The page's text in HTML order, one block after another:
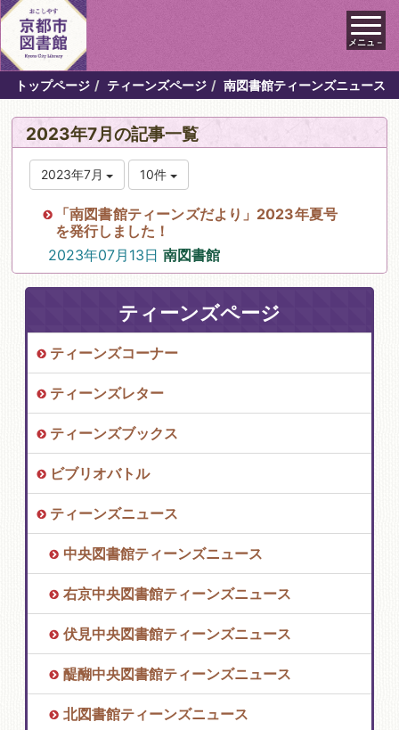
メニュ－
トップページ ティーンズページ 南図書館ティーンズニュース
2023年7月の記事一覧
2023年7月 10件
「南図書館ティーンズだより」2023年夏号
を発行しました！
2023年07月13日 南図書館
ティーンズページ
ティーンズコーナー
ティーンズレター
ティーンズブックス
ビブリオバトル
ティーンズニュース
中央図書館ティーンズニュース
右京中央図書館ティーンズニュース
伏見中央図書館ティーンズニュース
醍醐中央図書館ティーンズニュース
北図書館ティーンズニュース